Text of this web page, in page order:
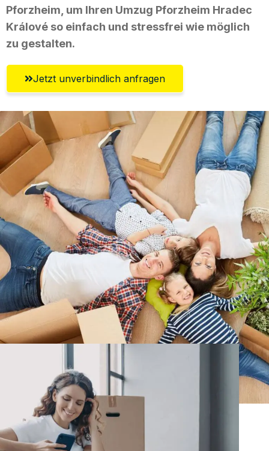
Pforzheim, um Ihren Umzug Pforzheim Hradec
Králové so einfach und stressfrei wie möglich
zu gestalten.
Jetzt unverbindlich anfragen